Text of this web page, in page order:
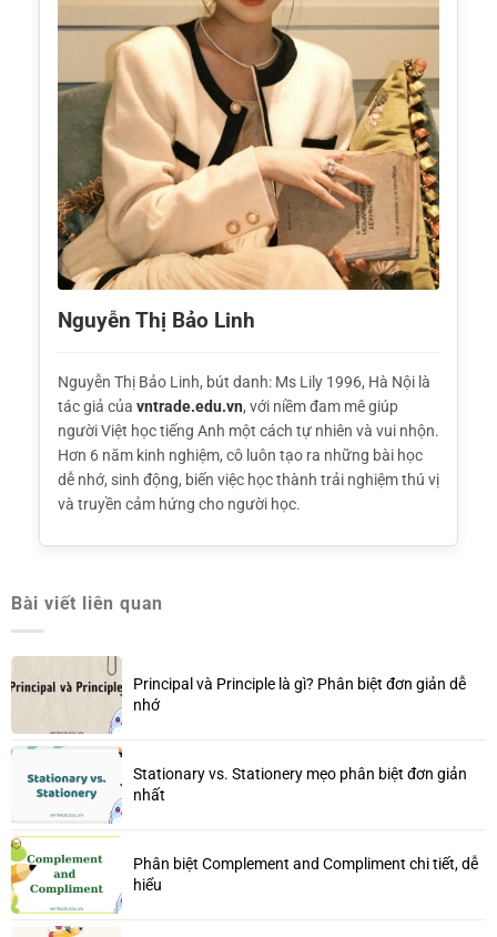
Nguyễn Thị Bảo Linh
Nguyễn Thị Bảo Linh, bút danh: Ms Lily 1996, Hà Nội là
tác giả của vntrade.edu.vn, với niềm đam mê giúp
người Việt học tiếng Anh một cách tự nhiên và vui nhộn.
Hơn 6 năm kinh nghiệm, cô luôn tạo ra những bài học
dễ nhớ, sinh động, biến việc học thành trải nghiệm thú vị
và truyền cảm hứng cho người học.
Bài viết liên quan
Principal và Principle là gì? Phân biệt đơn giản dễ
nhớ
Stationary vs. Stationery mẹo phân biệt đơn giản
nhất
Phân biệt Complement and Compliment chi tiết, dễ
hiểu